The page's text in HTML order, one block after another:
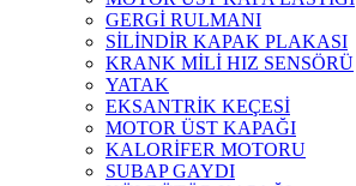
GERGİ RULMANI
SİLİNDİR KAPAK PLAKASI
KRANK MİLİ HIZ SENSÖRÜ
YATAK
EKSANTRİK KEÇESİ
MOTOR ÜST KAPAĞI
KALORİFER MOTORU
SUBAP GAYDI